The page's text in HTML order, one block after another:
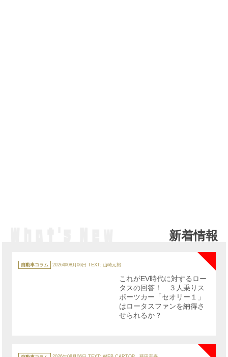
新着情報
カ
テ
ゴ
自動車コラム 2026年08月06日 TEXT: 山崎元裕
NEW
これがEV時代に対するロー
タスの回答！ ３人乗りス
ポーツカー「セオリー１」
はロータスファンを納得さ
せられるか？